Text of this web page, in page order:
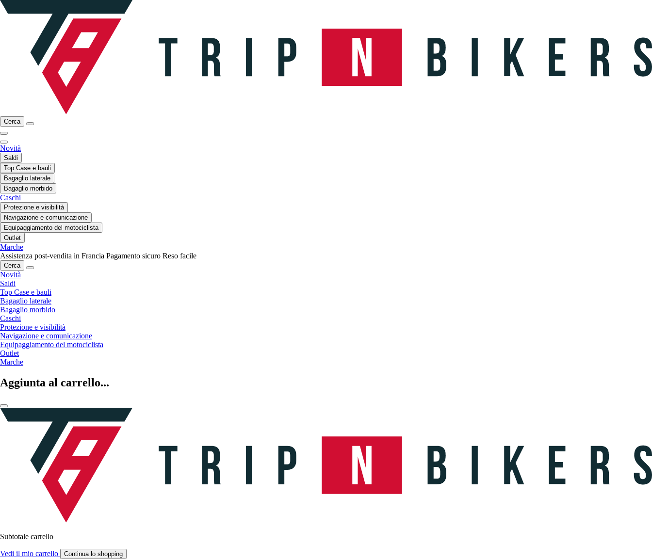
Cerca
Novità
Saldi
Top Case e bauli
Bagaglio laterale
Bagaglio morbido
Caschi
Protezione e visibilità
Navigazione e comunicazione
Equipaggiamento del motociclista
Outlet
Marche
Assistenza post-vendita in Francia Pagamento sicuro Reso facile
Cerca
Novità
Saldi
Top Case e bauli
Bagaglio laterale
Bagaglio morbido
Caschi
Protezione e visibilità
Navigazione e comunicazione
Equipaggiamento del motociclista
Outlet
Marche
Aggiunta al carrello...
Subtotale carrello
Vedi il mio carrello Continua lo shopping